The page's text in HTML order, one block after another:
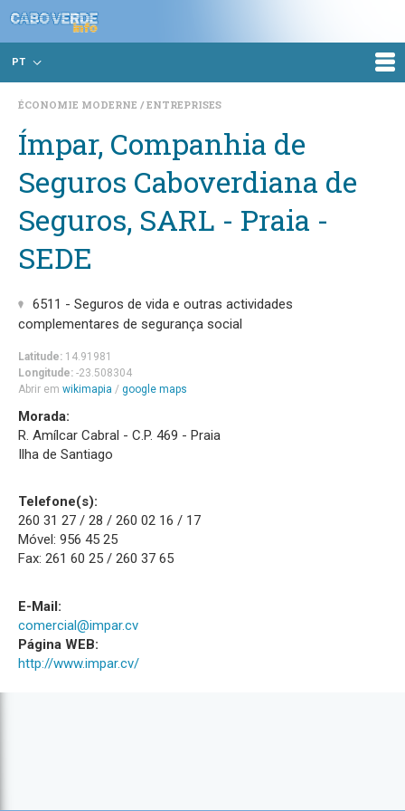
PT
ÉCONOMIE MODERNE ENTREPRISES
Ímpar, Companhia de
Seguros Caboverdiana de
Seguros, SARL - Praia -
SEDE
6511 - Seguros de vida e outras actividades
complementares de segurança social
Latitude: 14.91981
Longitude: -23.508304
Abrir em wikimapia / google maps
Morada:
R. Amílcar Cabral - C.P. 469 - Praia
Ilha de Santiago
Telefone(s):
260 31 27 / 28 / 260 02 16 / 17
Móvel: 956 45 25
Fax: 261 60 25 / 260 37 65
E-Mail:
comercial@impar.cv
Página WEB:
http://www.impar.cv/